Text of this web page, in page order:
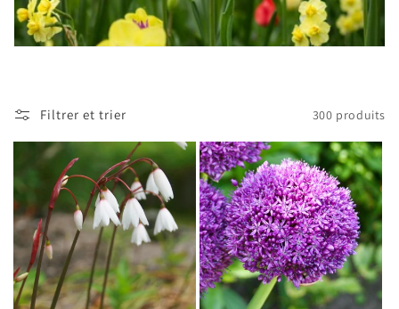
Filtrer et trier 300 produits